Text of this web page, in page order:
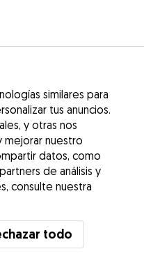
similares para
tus anuncios.
y otras nos
mejorar nuestro
datos, como
de análisis y
consulte nuestra
todo